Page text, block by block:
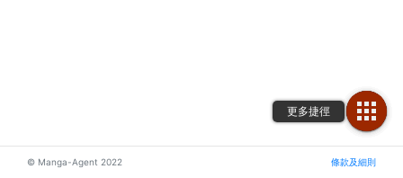
條款及細則
© Manga-Agent 2022